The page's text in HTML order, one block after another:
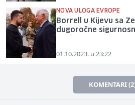
NOVA ULOGA EVROPE
Borrell u Kijevu sa
dugoročne
01.10.2023. u 23:22
KOMENTARI